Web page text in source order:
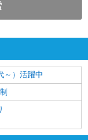
～）活躍中